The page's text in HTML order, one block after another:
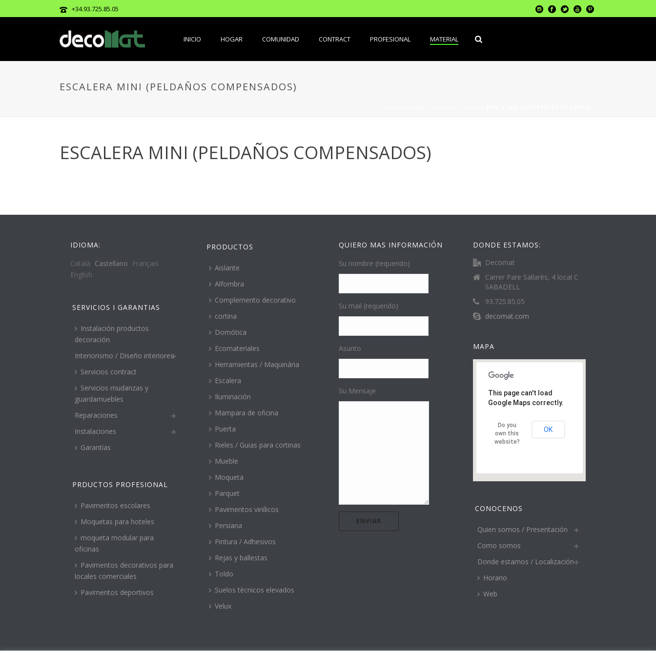
+34.93.725.85.05
INICIO HOGAR COMUNIDAD CONTRACT PROFESIONAL MATERIAL
ESCALERA MINI (PELDAÑOS COMPENSADOS)
ESCALERA MINI (PELDAÑOS COMPENSADOS)
IDIOMA:
Català Castellano
Français
English
SERVICIOS I GARANTIAS
Instalación productos
decoración
Interiorismo / Diseño interiores
Servicios contract
Servicios mudanzas y
guardamuebles
Reparaciones
Instalaciones
Garantías
PRDUCTOS PROFESIONAL
Pavimentos escolares
Moquetas para hoteles
moqueta modular para
oficinas
Pavimentos decorativos para
locales comerciales
Pavimentos deportivos
PRODUCTOS
Aislante
Alfombra
Complemento decorativo
cortina
Domótica
Ecomateriales
Herramientas / Maquinária
Escalera
Iluminación
Mampara de oficina
Puerta
Rieles / Guias para cortinas
Mueble
Moqueta
Parquet
Pavimentos vinílicos
Persiana
Pintura / Adhesivos
Rejas y ballestas
Toldo
Suelos tècnicos elevados
Velux
QUIERO MAS INFORMACIÓN
Su nombre (requerido)
Su mail (requerido)
Asunto
Su Mensaje
DONDE ESTAMOS:
Decomat
Carrer Pare Sallarès, 4 local C
SABADELL
93.725.85.05
decomat.com
MAPA
This page can't load
Google Maps correctly.
Do you
own this
website?
OK
CONOCENOS
Quien somos / Presentación
Como somos
Donde estamos / Localización
Horario
Web